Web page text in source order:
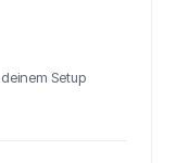
Setup